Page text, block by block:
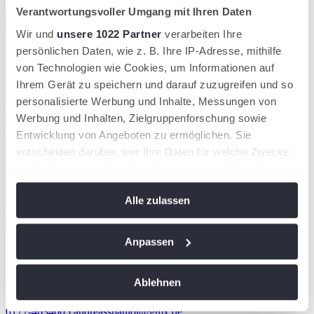
Verantwortungsvoller Umgang mit Ihren Daten
Wir und unsere 1022 Partner verarbeiten Ihre
persönlichen Daten, wie z. B. Ihre IP-Adresse, mithilfe
von Technologien wie Cookies, um Informationen auf
Ihrem Gerät zu speichern und darauf zuzugreifen und so
personalisierte Werbung und Inhalte, Messungen von
Werbung und Inhalten, Zielgruppenforschung sowie
Entwicklung von Angeboten zu ermöglichen. Sie
entscheiden darüber, wer Ihre Daten für welche Zwecke
Cookie-Erklärung oder durch Klicken auf das Privacy
Trigger Symbol ändern oder widerrufen
Wenn Sie es erlauben, würden wir auch gerne:
Alle zulassen
Anpassen
Ablehnen
Tennisheld:in wirst.
Deine Ansprechpartner
Cheftrainer